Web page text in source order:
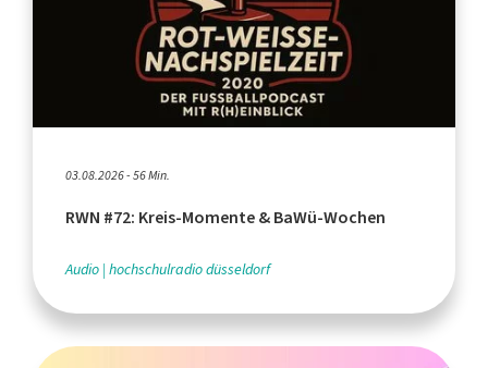
03.08.2026 - 56 Min.
RWN #72: Kreis-Momente & BaWü-Wochen
Audio hochschulradio düsseldorf